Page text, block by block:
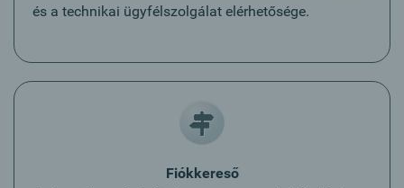
és a technikai ügyfélszolgálat elérhetősége.
Fiókkereső